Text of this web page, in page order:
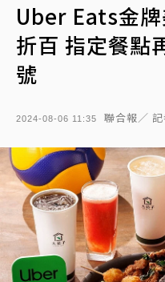
Uber Eats金
折百 指定餐點
號
2024-08-06 11:35 聯合報／